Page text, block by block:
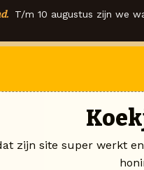
T/m 10 augustus zijn we
zijn site super werkt